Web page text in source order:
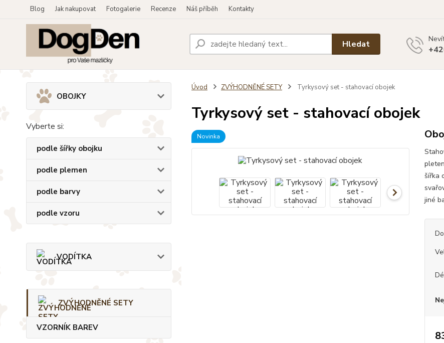
Blog Jak nakupovat Fotogalerie Recenze Náš příběh Kontakty
Hledat
OBOJKY
Vyberte si:
podle šířky obojku
podle plemen
podle barvy
podle vzoru
VODÍTKA
ZVÝHODNĚNÉ SETY
VZORNÍK BAREV
Úvod ZVÝHODNĚNÉ SETY Tyrkysový set - stahovací obojek
Tyrkysový set - stahovací obojek
Novinka
šířka
jiné